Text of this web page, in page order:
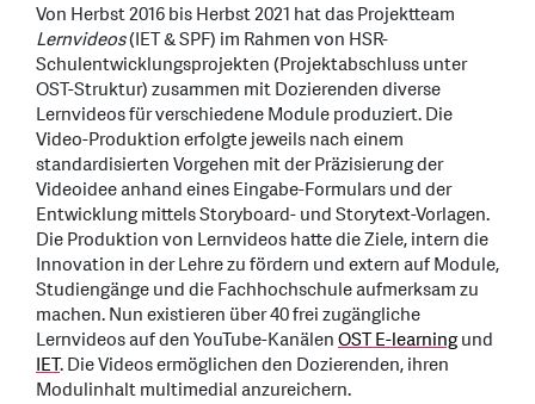
Von Herbst 2016 bis Herbst 2021 hat das Projektteam
Lernvideos(IET & SPF) im Rahmen von HSR-
Schulentwicklungsprojekten (Projektabschluss unter
OST-Struktur) zusammen mit Dozierenden diverse
Lernvideos für verschiedene Module produziert. Die
Video-Produktion erfolgte jeweils nach einem
standardisierten Vorgehen mit der Präzisierung der
Videoidee anhand eines Eingabe-Formulars und der
Entwicklung mittels Storyboard- und Storytext-Vorlagen.
Die Produktion von Lernvideos hatte die Ziele, intern die
Innovation in der Lehre zu fördern und extern auf Module,
Studiengänge und die Fachhochschule aufmerksam zu
machen. Nun existieren über 40 frei zugängliche
Lernvideos auf den YouTube-KanälenOST E-learningund
IET. Die Videos ermöglichen den Dozierenden, ihren
Modulinhalt multimedial anzureichern.